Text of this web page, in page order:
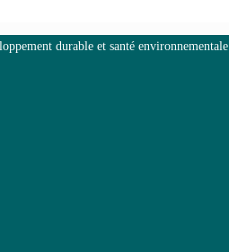
durable et santé environnementale